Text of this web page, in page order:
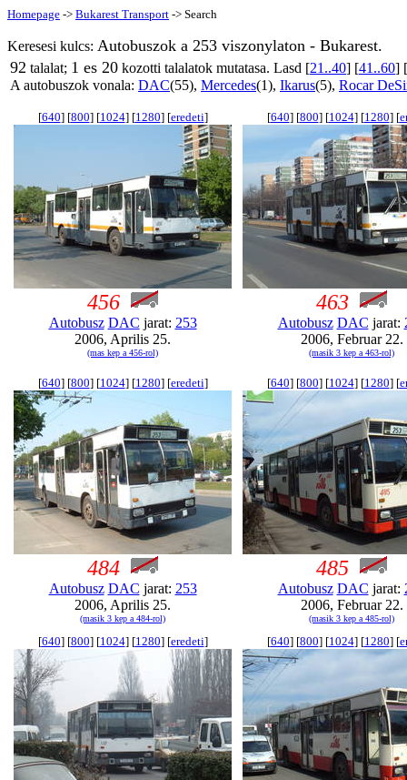
Homepage -> Bukarest Transport -> Search
Keresesi kulcs: Autobuszok a 253 viszonylaton - Bukarest.
92 talalat; 1 es 20 kozotti talalatok mutatasa. Lasd [21..40] [41..60] [
A autobuszok vonala: DAC(55), Mercedes(1), Ikarus(5), Rocar
[640] [800] [1024] [1280] [eredeti]
456
Autobusz DAC jarat: 253
2006, Aprilis 25.
(mas kep a 456-rol)
[640] [800] [1024] [1280] [
463
Autobusz DAC jarat:
2006, Februar 22.
(masik 3 kep a 463-rol)
[640] [800] [1024] [1280] [eredeti]
484
Autobusz DAC jarat: 253
2006, Aprilis 25.
(masik 3 kep a 484-rol)
[640] [800] [1024] [1280] [
485
Autobusz DAC jarat:
2006, Februar 22.
(masik 3 kep a 485-rol)
[640] [800] [1024] [1280] [eredeti] [640] [800] [1024] [1280] [